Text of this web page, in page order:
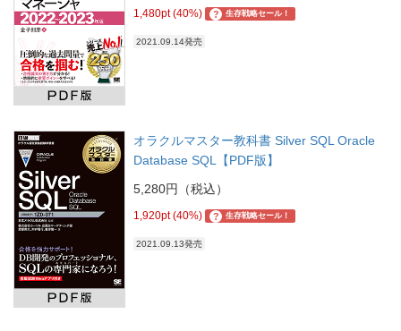
1,480pt (40%) ? 生存戦略セール！
2021.09.14発売
オラクルマスター教科書 Silver SQL Oracle
Database SQL【PDF版】
5,280円（税込）
1,920pt (40%) ? 生存戦略セール！
2021.09.13発売